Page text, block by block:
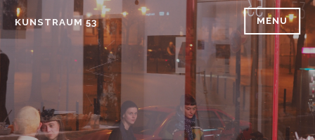
Skip
content
KUNSTRAUM 53 MENU